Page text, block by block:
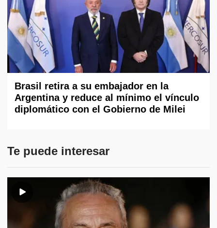
Brasil retira a su embajador en la
Argentina y reduce al mínimo el vínculo
diplomático con el Gobierno de Milei
Te puede interesar